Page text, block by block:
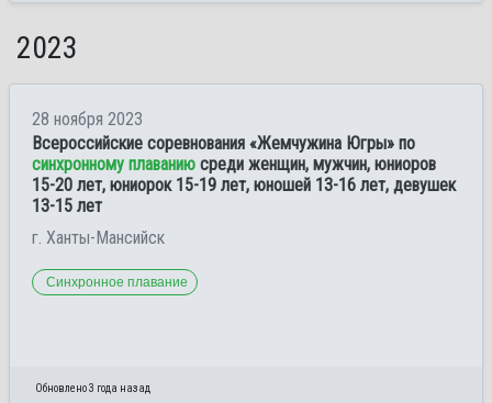
2023
28 ноября 2023
Всероссийские соревнования «Жемчужина Югры» по
синхронному плаванию среди женщин, мужчин, юниоров
15-20 лет, юниорок 15-19 лет, юношей 13-16 лет, девушек
13-15 лет
г. Ханты-Мансийск
Синхронное плавание
Обновлено 3 года назад